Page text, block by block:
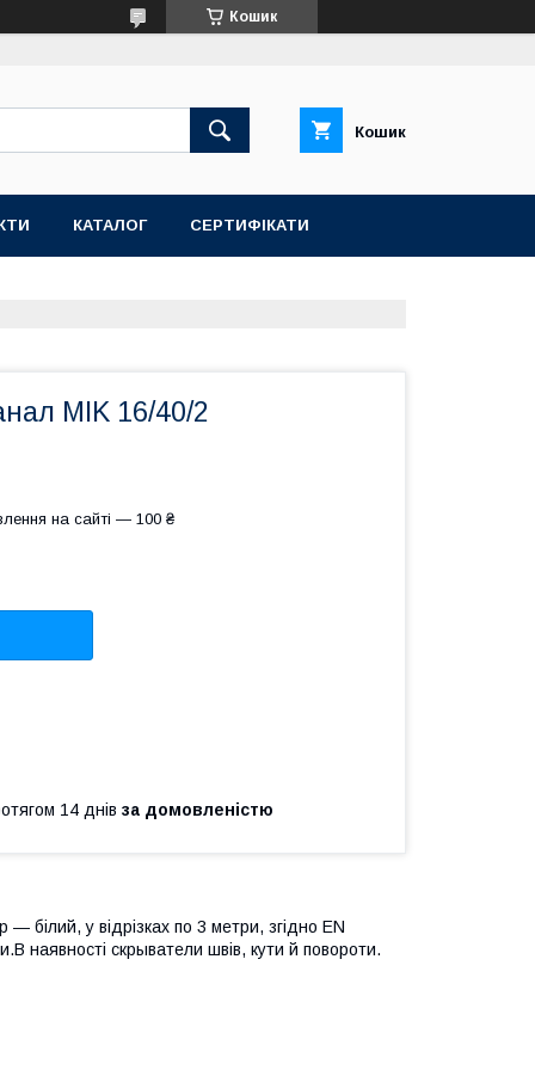
Кошик
Кошик
КАТАЛОГ СЕРТИФІКАТИ
MIK 16/40/2
на сайті — 100 ₴
14 днів за домовленістю
― білий, у відрізках по 3 метри, згідно EN
наявності скрыватели швів, кути й повороти.